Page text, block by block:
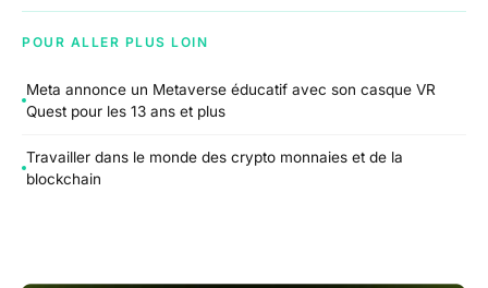
POUR ALLER PLUS LOIN
Meta annonce un Metaverse éducatif avec son casque VR
Quest pour les 13 ans et plus
Travailler dans le monde des crypto monnaies et de la
blockchain